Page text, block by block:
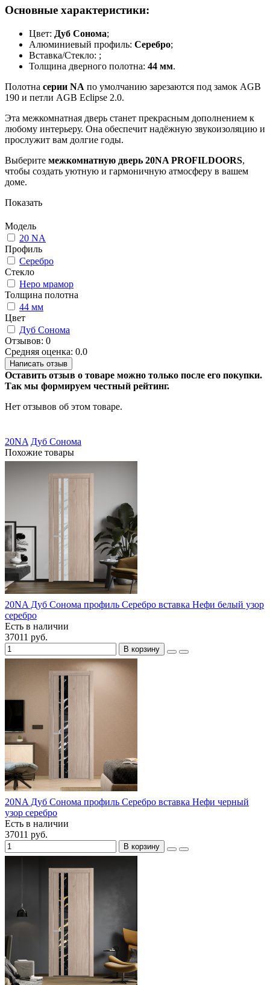
Основные характеристики:
Цвет: Дуб Сонома;
Алюминиевый профиль: Серебро;
Вставка/Стекло: ;
Толщина дверного полотна: 44 мм.
Полотна серии NA по умолчанию зарезаются под замок AGB
190 и петли AGB Eclipse 2.0.
Эта межкомнатная дверь станет прекрасным дополнением к
любому интерьеру. Она обеспечит надёжную звукоизоляцию и
прослужит вам долгие годы.
Выберите межкомнатную дверь 20NA PROFILDOORS,
чтобы создать уютную и гармоничную атмосферу в вашем
доме.
Показать
Модель
20 NA
Профиль
Серебро
Стекло
Неро мрамор
Толщина полотна
44 мм
Цвет
Дуб Сонома
Отзывов: 0
Средняя оценка: 0.0
Написать отзыв
Оставить отзыв о товаре можно только после его покупки.
Так мы формируем честный рейтинг.
Нет отзывов об этом товаре.
20NA Дуб Сонома
Похожие товары
20NA Дуб Сонома профиль Серебро вставка Нефи белый узор
серебро
Есть в наличии
37011 руб.
В корзину
20NA Дуб Сонома профиль Серебро вставка Нефи черный
узор серебро
Есть в наличии
37011 руб.
В корзину